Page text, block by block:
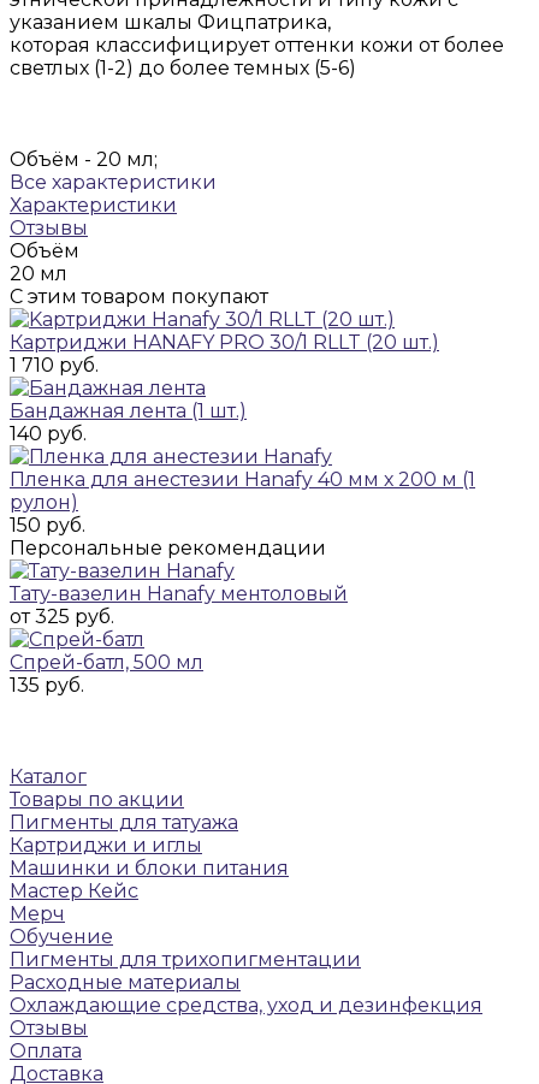
указанием шкалы Фицпатрика,
которая классифицирует оттенки кожи от более
светлых (1-2) до более темных (5-6)
Объём - 20 мл;
Все характеристики
Характеристики
Отзывы
Объём
20 мл
С этим товаром покупают
Картриджи HANAFY PRO 30/1 RLLT (20 шт.)
1 710 руб.
Бандажная лента (1 шт.)
140 руб.
Пленка для анестезии Hanafy 40 мм х 200 м (1
рулон)
150 руб.
Персональные рекомендации
Тату-вазелин Hanafy ментоловый
от 325 руб.
Спрей-батл, 500 мл
135 руб.
Каталог
Товары по акции
Пигменты для татуажа
Картриджи и иглы
Машинки и блоки питания
Мастер Кейс
Мерч
Обучение
Пигменты для трихопигментации
Расходные материалы
Охлаждающие средства, уход и дезинфекция
Отзывы
Оплата
Доставка